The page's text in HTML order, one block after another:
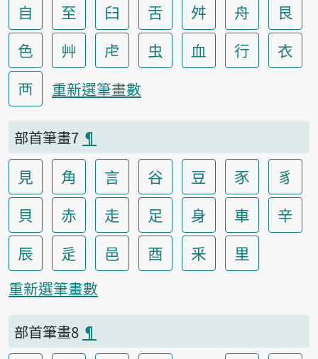
自
至 臼 舌 舛 舟
艮
色
艸 虍 虫 血 行
衣
襾
重新選筆畫數
部首筆畫7 ¶
見 角 言 谷 豆 豕
豸
貝
赤 走 足 身 車
辛
辰
辵 邑 酉 釆 里
重新選筆畫數
部首筆畫8 ¶